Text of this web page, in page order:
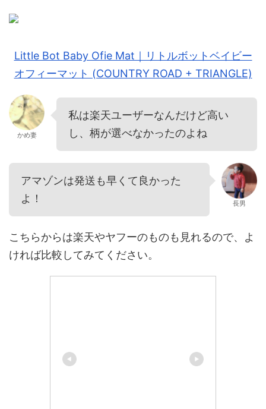
Little Bot Baby Ofie Mat｜リトルボットベイビー
オフィーマット (COUNTRY ROAD + TRIANGLE)
かめ妻
私は楽天ユーザーなんだけど高い
し、柄が選べなかったのよね
アマゾンは発送も早くて良かった
よ！
長男
こちらからは楽天やヤフーのものも見れるので、よ
ければ比較してみてください。